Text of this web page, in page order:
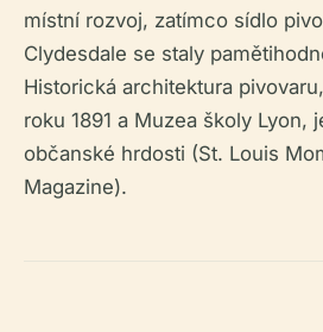
místní rozvoj, zatímco sídlo
Clydesdale se staly
Historická architektura
roku 1891 a Muzea školy Lyon,
občanské hrdosti (St. Louis
Magazine).